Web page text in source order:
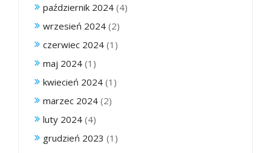
październik 2024 (4)
wrzesień 2024 (2)
czerwiec 2024 (1)
maj 2024 (1)
kwiecień 2024 (1)
marzec 2024 (2)
luty 2024 (4)
grudzień 2023 (1)